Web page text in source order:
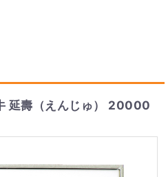
延壽（えんじゅ） 20000